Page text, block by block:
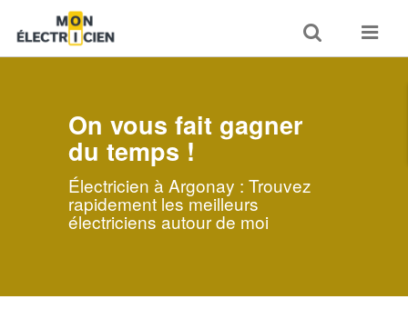
Toggle
search
Toggle
On vous fait gagner
du temps !
Électricien à Argonay : Trouvez
rapidement les meilleurs
électriciens autour de moi